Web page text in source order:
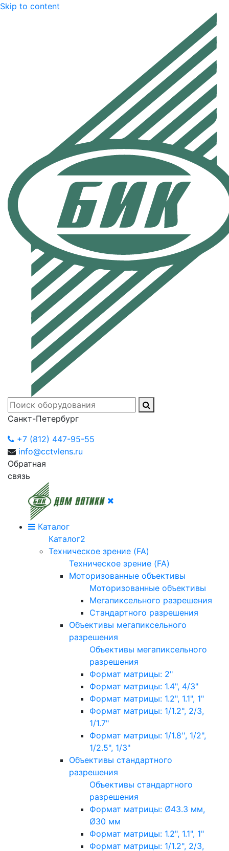
Skip to content
Санкт-Петербург
+7 (812) 447-95-55
info@cctvlens.ru
Обратная
связь
Каталог
Каталог2
Техническое зрение (FA)
Техническое зрение (FA)
Моторизованные объективы
Моторизованные объективы
Мегапиксельного разрешения
Стандартного разрешения
Объективы мегапиксельного
разрешения
Объективы мегапиксельного
разрешения
Формат матрицы: 2"
Формат матрицы: 1.4", 4/3"
Формат матрицы: 1.2", 1.1", 1"
Формат матрицы: 1/1.2", 2/3,
1/1.7"
Формат матрицы: 1/1.8'', 1/2",
1/2.5", 1/3"
Объективы стандартного
разрешения
Объективы стандартного
разрешения
Формат матрицы: Ø43.3 мм,
Ø30 мм
Формат матрицы: 1.2", 1.1", 1"
Формат матрицы: 1/1.2", 2/3,